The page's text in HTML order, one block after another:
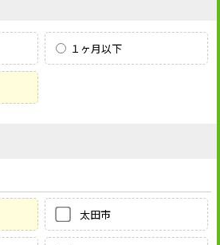
１ヶ月以下
太田市